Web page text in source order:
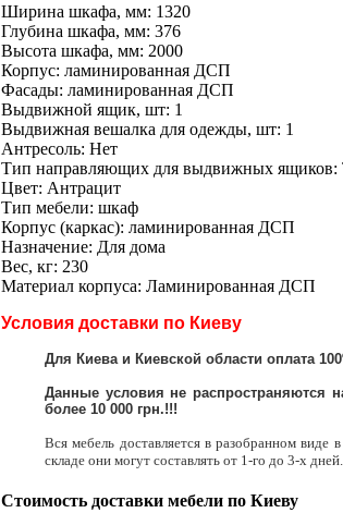
Ширина шкафа, мм: 1320
Глубина шкафа, мм: 376
Высота шкафа, мм: 2000
Корпус: ламинированная ДСП
Фасады: ламинированная ДСП
Выдвижной ящик, шт: 1
Выдвижная вешалка для одежды, шт: 1
Антресоль: Нет
Тип направляющих для выдвижных ящиков:
Цвет: Антрацит
Тип мебели: шкаф
Корпус (каркас): ламинированная ДСП
Назначение: Для дома
Вес, кг: 230
Материал корпуса: Ламинированная ДСП
Условия доставки по Киеву
Для Киева и Киевской области оплата
Данные условия не распространяются
более 10 000 грн.!!!
Вся мебель доставляется в разобранном виде
складе они могут составлять от 1-го до 3-х
Стоимость доставки мебели по Киеву